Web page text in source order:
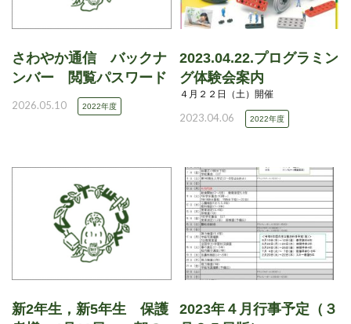
さわやか通信 バックナ
ンバー 閲覧パスワード
2026.05.10 2022年度
2023.04.22.プログラミン
グ体験会案内
４月２２日（土）開催
2023.04.06 2022年度
新2年生，新5年生 保護
2023年４月行事予定（３